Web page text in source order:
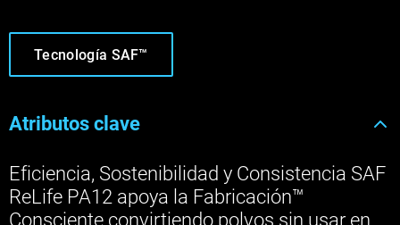
Atributos clave
Eficiencia, Sostenibilidad y Consistencia SAF
ReLife PA12 apoya la Fabricación™
Consciente convirtiendo polvos sin usar en
Tecnología SAF™